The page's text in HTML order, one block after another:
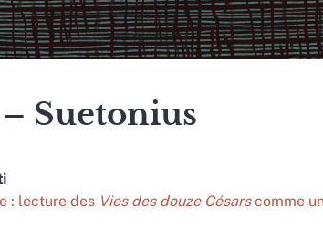
Suetonius
: lecture des Vies des douze Césarscomme